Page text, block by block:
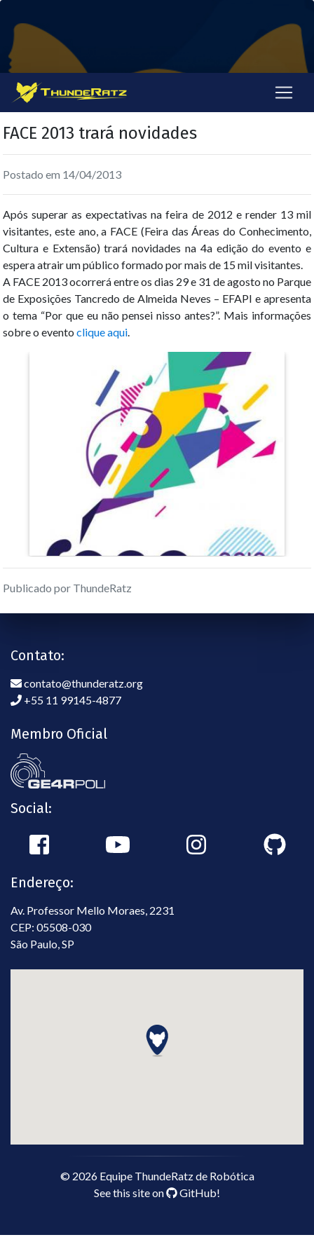
FACE 2013 trará novidades
Postado em 14/04/2013
Após superar as expectativas na feira de 2012 e render 13 mil
visitantes, este ano, a FACE (Feira das Áreas do Conhecimento,
Cultura e Extensão) trará novidades na 4a edição do evento e
espera atrair um público formado por mais de 15 mil visitantes.
A FACE 2013 ocorrerá entre os dias 29 e 31 de agosto no Parque
de Exposições Tancredo de Almeida Neves – EFAPI e apresenta
o tema “Por que eu não pensei nisso antes?”. Mais informações
sobre o evento clique aqui.
Publicado por ThundeRatz
Contato:
contato@thunderatz.org
+55 11 99145-4877
Membro Oficial
Social:
Endereço:
Av. Professor Mello Moraes, 2231
CEP: 05508-030
São Paulo, SP
© 2026Equipe ThundeRatz de Robótica
See this site on
GitHub!